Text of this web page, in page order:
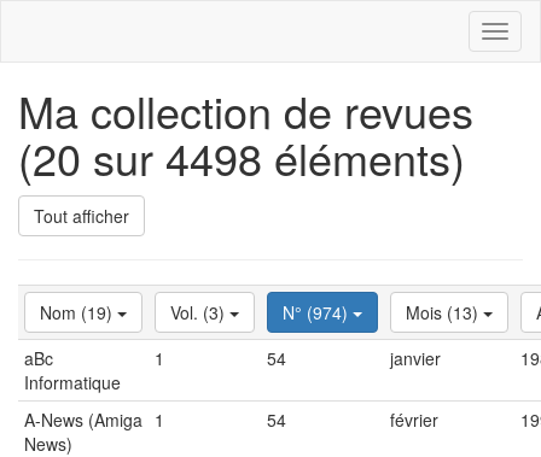
Ma collection de revues
(20 sur 4498 éléments)
Tout afficher
Nom (19) Vol. (3) N° (974) Mois (13)
aBc
Informatique
1 54 janvier
A-News (Amiga
News)
1 54 février